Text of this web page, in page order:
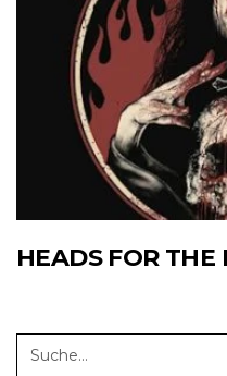
HEADS FOR THE